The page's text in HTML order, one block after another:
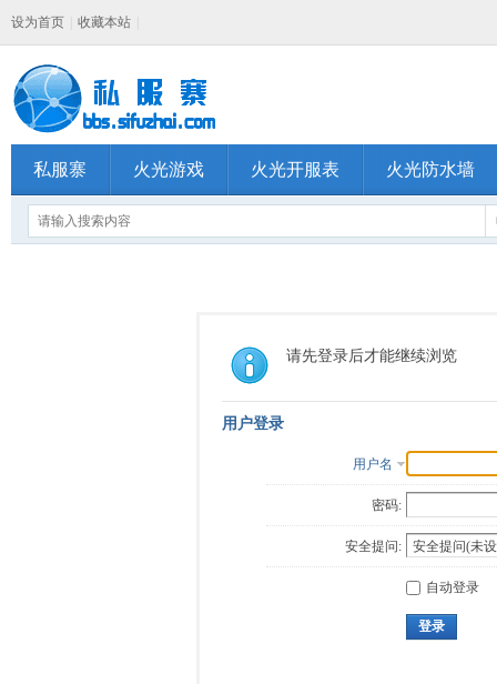
设为首页 收藏本站
私服寨 火光游戏 火光开服表 火光防水墙
请先登录后才能继续浏览
用户登录
用户名
密码:
安全提问:
自动登录
登录